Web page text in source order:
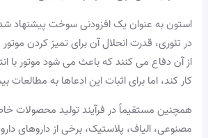
استون به عنوان یک افزودنی سوخت پیشنهاد
در تئوری، قدرت انحلال آن برای تمیز کردن
از آن دفاع می کنند که باعث می شود موتور با
کار کند، اما برای اثبات این ادعاها به مطالعات
همچنین مستقیماً در فرآیند تولید محصولات
مصنوعی، الیاف، پلاستیک، برخی از داروهای